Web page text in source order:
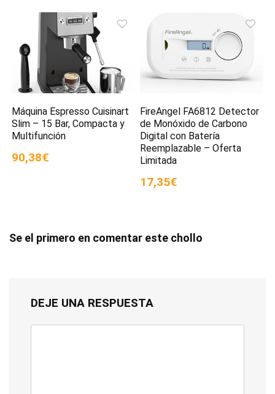
Máquina Espresso Cuisinart
Slim – 15 Bar, Compacta y
Multifunción
90,38€
FireAngel FA6812 Detector
de Monóxido de Carbono
Digital con Batería
Reemplazable – Oferta
Limitada
17,35€
Se el primero en comentar este chollo
DEJE UNA RESPUESTA